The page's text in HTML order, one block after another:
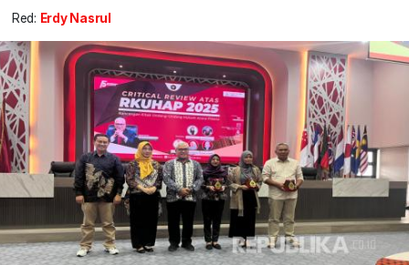
Red: Erdy Nasrul